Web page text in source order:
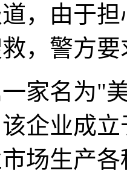
，由于
，警方
家名为"
企业成
场生产